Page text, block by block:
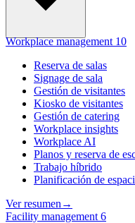
Workplace management 10
Reserva de salas
Signage de sala
Gestión de visitantes
Kiosko de visitantes
Gestión de catering
Workplace insights
Workplace AI
Planos y reserva de
Trabajo híbrido
Planificación de
Ver resumen →
Facility management 6